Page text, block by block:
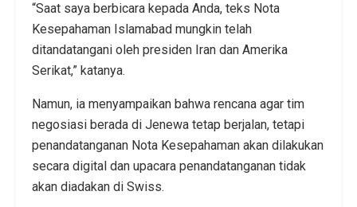
“Saat saya berbicara kepada Anda, teks Nota
Kesepahaman Islamabad mungkin telah
ditandatangani oleh presiden Iran dan Amerika
Serikat,” katanya.
Namun, ia menyampaikan bahwa rencana agar tim
negosiasi berada di Jenewa tetap berjalan, tetapi
penandatanganan Nota Kesepahaman akan dilakukan
secara digital dan upacara penandatanganan tidak
akan diadakan di Swiss.